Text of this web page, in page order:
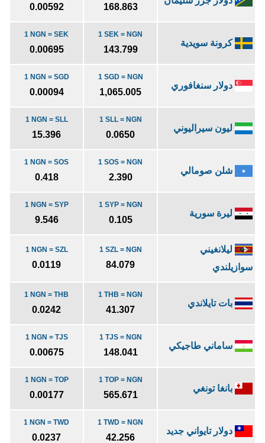
168.863
0.00592
كرونة سويدية
1 SEK = NGN
143.799
1 NGN = SEK
0.00695
دولار سنغافوري
1 SGD = NGN
1,065.005
1 NGN = SGD
0.00094
ليون سيراليوني
1 SLL = NGN
0.0650
1 NGN = SLL
15.396
شلن صومالي
1 SOS = NGN
2.390
1 NGN = SOS
0.418
ليرة سورية
1 SYP = NGN
0.105
1 NGN = SYP
9.546
ليلانغيني
سوازيلندي
1 SZL = NGN
84.079
1 NGN = SZL
0.0119
بات تايلاندي
1 THB = NGN
41.307
1 NGN = THB
0.0242
ساماني طاجيكي
1 TJS = NGN
148.041
1 NGN = TJS
0.00675
بانغا تونغي
1 TOP = NGN
565.671
1 NGN = TOP
0.00177
دولار تايواني جديد
1 TWD = NGN
42.256
1 NGN = TWD
0.0237